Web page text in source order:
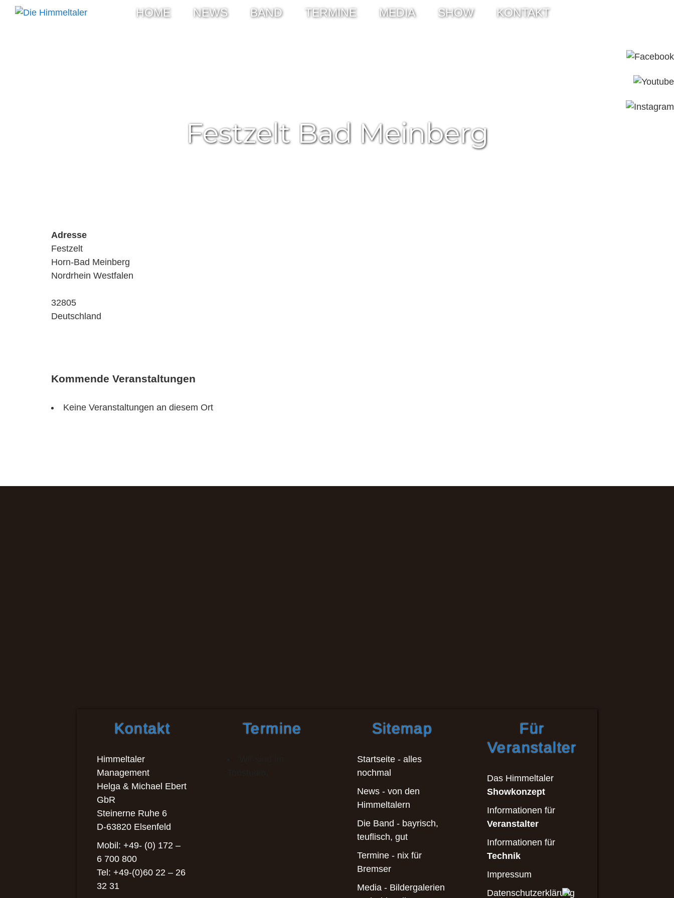
HOME NEWS BAND TERMINE MEDIA SHOW KONTAKT
Festzelt Bad Meinberg
Adresse
Festzelt
Horn-Bad Meinberg
Nordrhein Westfalen
32805
Deutschland
Kommende Veranstaltungen
Keine Veranstaltungen an diesem Ort
Kontakt
Himmeltaler
Management
Helga & Michael Ebert
GbR
Steinerne Ruhe 6
D-63820 Elsenfeld
Mobil: +49- (0) 172 –
6 700 800
Tel: +49-(0)60 22 – 26
32 31
Termine Sitemap
Startseite - alles
nochmal
News - von den
Himmeltalern
Die Band - bayrisch,
teuflisch, gut
Termine - nix für
Bremser
Media - Bildergalerien
Für
Veranstalter
Das Himmeltaler
Showkonzept
Informationen für
Veranstalter
Informationen für
Technik
Impressum
Datenschutzerklärung